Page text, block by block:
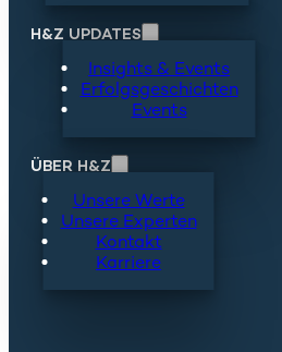
H&Z UPDATES
Insights & Events
Erfolgsgeschichten
Events
ÜBER H&Z
Unsere Werte
Unsere Experten
Kontakt
Karriere